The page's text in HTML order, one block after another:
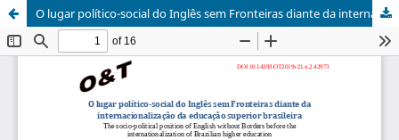
O lugar político-social do Inglês sem Fronteiras diante da internacionalização da educação superior brasileira